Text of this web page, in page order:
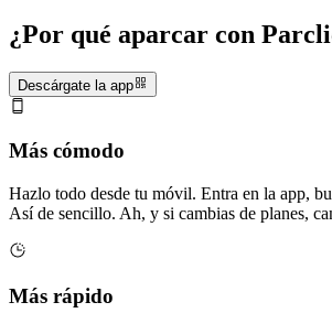
¿Por qué aparcar con
Descárgate la app
Más cómodo
Hazlo todo desde tu móvil. Entra en la app,
Así de sencillo. Ah, y si cambias de planes,
Más rápido